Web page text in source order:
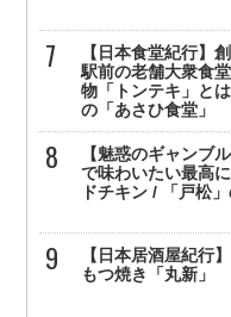
【日本食堂紀行】
駅前の老舗大衆食
物「トンテキ」と
の「あさひ食堂」
【魅惑のギャンブ
で味わいたい最高
ドチキン / 「戸松
【日本居酒屋紀行
もつ焼き「丸新」